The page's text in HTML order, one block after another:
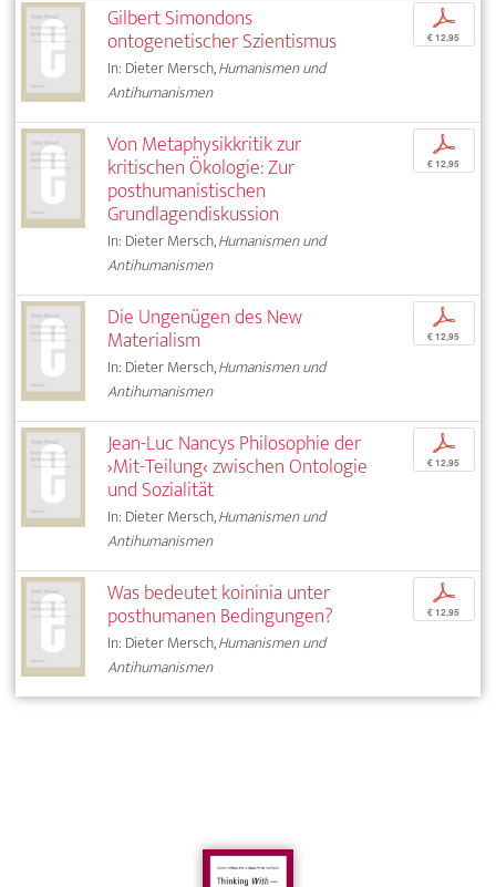
Gilbert Simondons
ontogenetischer Szientismus
In: Dieter Mersch,Humanismen und
Antihumanismen
p
€ 12,95
Von Metaphysikkritik zur
kritischen Ökologie: Zur
posthumanistischen
Grundlagendiskussion
In: Dieter Mersch,Humanismen und
Antihumanismen
p
€ 12,95
Die Ungenügen des New
Materialism
In: Dieter Mersch,Humanismen und
Antihumanismen
p
€ 12,95
Jean-Luc Nancys Philosophie der
›Mit-Teilung‹ zwischen Ontologie
und Sozialität
In: Dieter Mersch,Humanismen und
Antihumanismen
p
€ 12,95
Was bedeutet koininia unter
posthumanen Bedingungen?
In: Dieter Mersch,Humanismen und
Antihumanismen
p
€ 12,95